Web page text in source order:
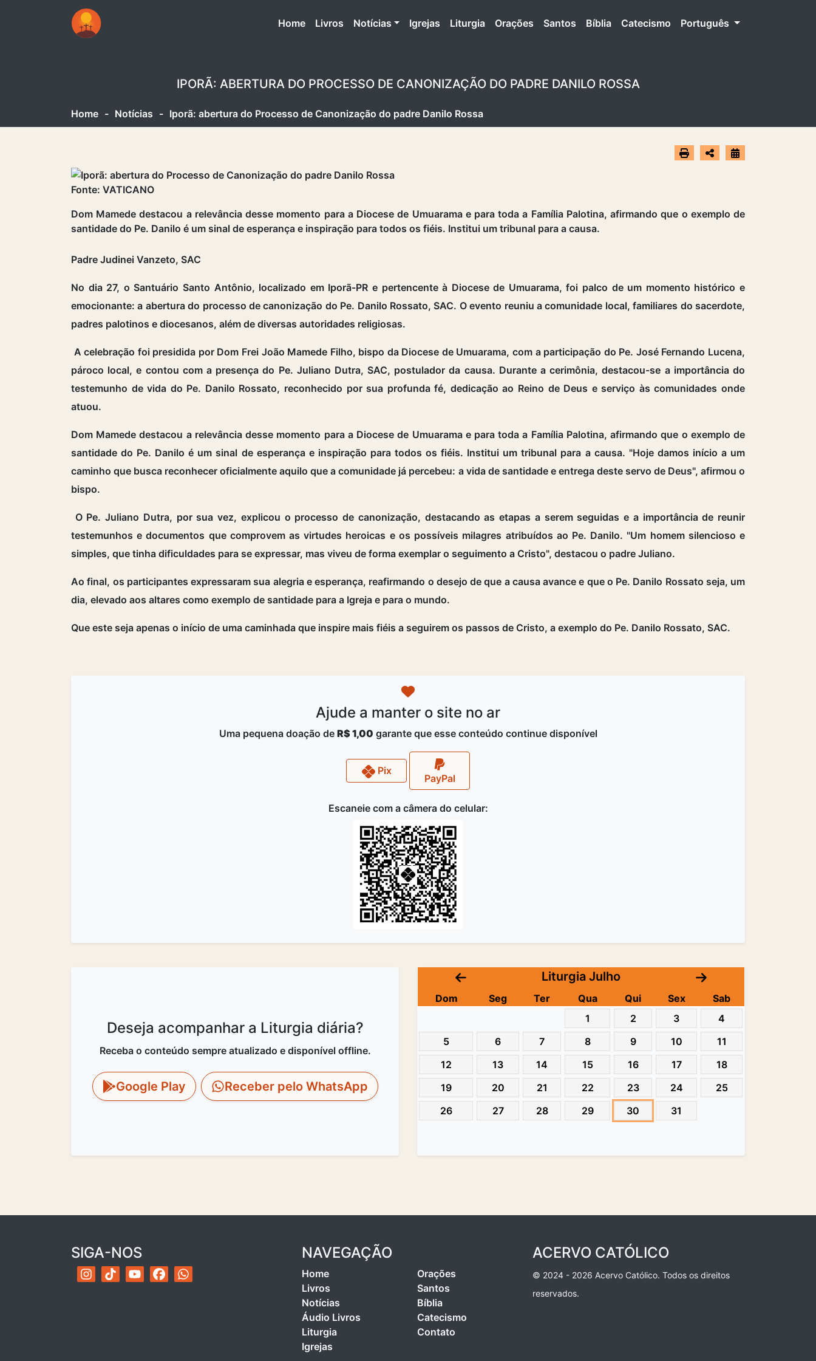
Home(atual)
Livros Notícias Igrejas Liturgia Orações Santos Bíblia Catecismo Português
IPORÃ: ABERTURA DO PROCESSO DE CANONIZAÇÃO DO PADRE DANILO ROSSA
Home - Notícias - Iporã: abertura do Processo de Canonização do padre Danilo Rossa
Fonte: VATICANO
Dom Mamede destacou a relevância desse momento para a Diocese de Umuarama e para toda a Família Palotina, afirmando que o exemplo de
santidade do Pe. Danilo é um sinal de esperança e inspiração para todos os fiéis. Institui um tribunal para a causa.
Padre Judinei Vanzeto, SAC
No dia 27, o Santuário Santo Antônio, localizado em Iporã-PR e pertencente à Diocese de Umuarama, foi palco de um momento histórico e
emocionante: a abertura do processo de canonização do Pe. Danilo Rossato, SAC. O evento reuniu a comunidade local, familiares do sacerdote,
padres palotinos e diocesanos, além de diversas autoridades religiosas.
A celebração foi presidida por Dom Frei João Mamede Filho, bispo da Diocese de Umuarama, com a participação do Pe. José Fernando Lucena,
pároco local, e contou com a presença do Pe. Juliano Dutra, SAC, postulador da causa. Durante a cerimônia, destacou-se a importância do
testemunho de vida do Pe. Danilo Rossato, reconhecido por sua profunda fé, dedicação ao Reino de Deus e serviço às comunidades onde
atuou.
Dom Mamede destacou a relevância desse momento para a Diocese de Umuarama e para toda a Família Palotina, afirmando que o exemplo de
santidade do Pe. Danilo é um sinal de esperança e inspiração para todos os fiéis. Institui um tribunal para a causa. "Hoje damos início a um
caminho que busca reconhecer oficialmente aquilo que a comunidade já percebeu: a vida de santidade e entrega deste servo de Deus", afirmou o
bispo.
O Pe. Juliano Dutra, por sua vez, explicou o processo de canonização, destacando as etapas a serem seguidas e a importância de reunir
testemunhos e documentos que comprovem as virtudes heroicas e os possíveis milagres atribuídos ao Pe. Danilo. "Um homem silencioso e
simples, que tinha dificuldades para se expressar, mas viveu de forma exemplar o seguimento a Cristo", destacou o padre Juliano.
Ao final, os participantes expressaram sua alegria e esperança, reafirmando o desejo de que a causa avance e que o Pe. Danilo Rossato seja, um
dia, elevado aos altares como exemplo de santidade para a Igreja e para o mundo.
Que este seja apenas o início de uma caminhada que inspire mais fiéis a seguirem os passos de Cristo, a exemplo do Pe. Danilo Rossato, SAC.
Ajude a manter o site no ar
Uma pequena doação de R$ 1,00 garante que esse conteúdo continue disponível
Pix
PayPal
Escaneie com a câmera do celular:
Deseja acompanhar a Liturgia diária?
Receba o conteúdo sempre atualizado e disponível offline.
Google Play Receber pelo WhatsApp
Liturgia Julho
Dom Seg Ter Qua Qui Sex
Sab
1
2 3
4
5
6 7 8 9 10
11
12
13 14 15 16 17
18
19
20 21 22 23 24
25
26
27 28 29 30 31
SIGA-NOS NAVEGAÇÃO
Home
Livros
Notícias
Áudio Livros
Liturgia
Igrejas
Orações
Santos
Bíblia
Catecismo
Contato
ACERVO CATÓLICO
© 2024 - 2026 Acervo Católico. Todos os direitos
reservados.